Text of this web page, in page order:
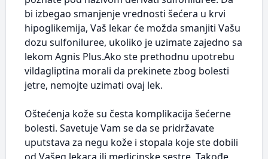
bi izbegao smanjenje vrednosti šećera u krvi
hipoglikemija, Vaš lekar će možda smanjiti Vašu
dozu sulfoniluree, ukoliko je uzimate zajedno sa
lekom Agnis Plus.Ako ste prethodnu upotrebu
vildagliptina morali da prekinete zbog bolesti
jetre, nemojte uzimati ovaj lek.
Oštećenja kože su česta komplikacija šećerne
bolesti. Savetuje Vam se da se pridržavate
uputstava za negu kože i stopala koje ste dobili